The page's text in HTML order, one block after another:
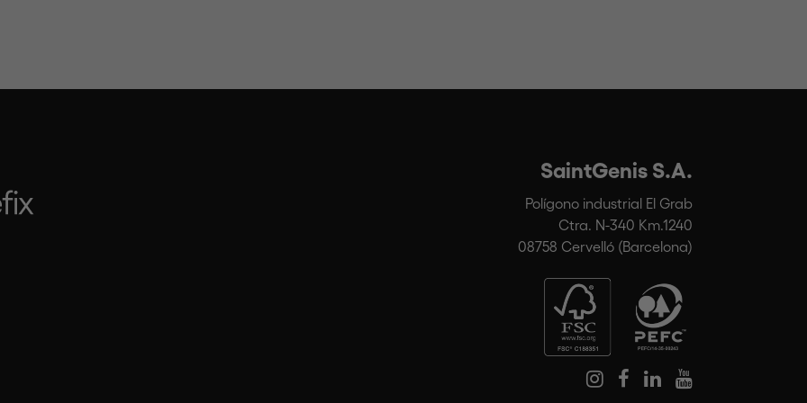
SaintGenis S.A.
Polígono industrial El Grab
Ctra. N-340 Km.1240
08758 Cervelló (Barcelona)